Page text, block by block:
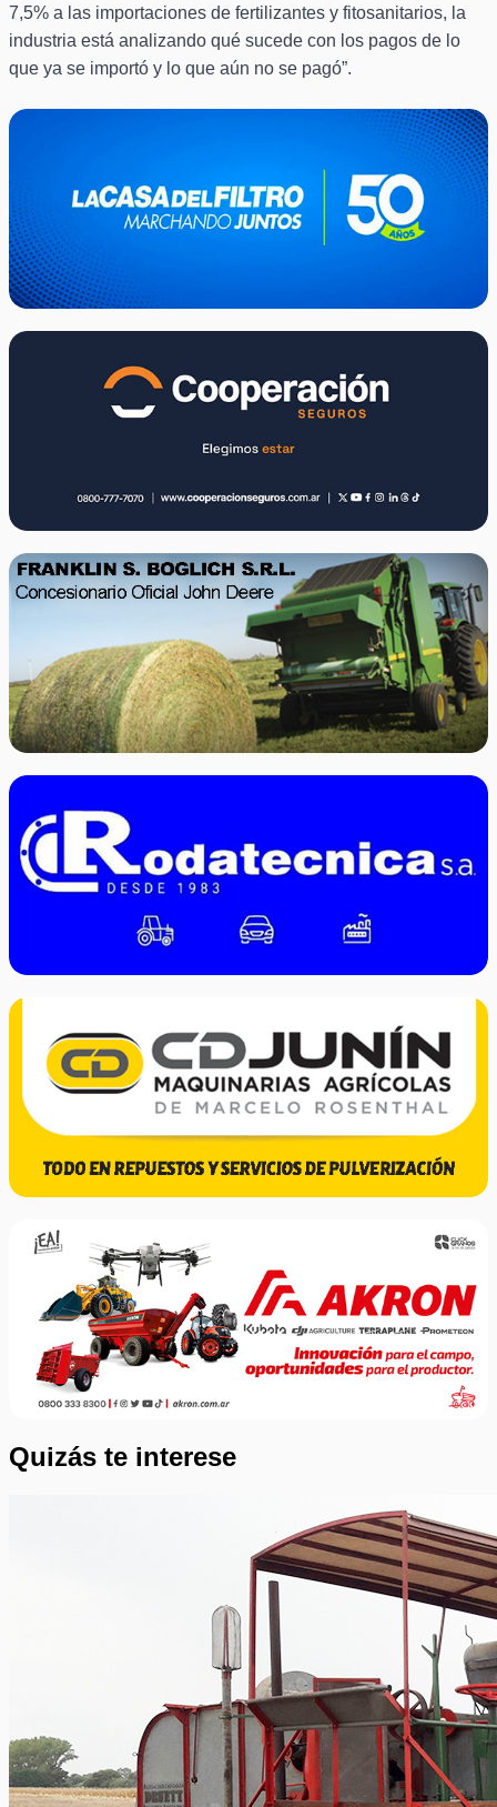
7,5% a las importaciones de fertilizantes y fitosanitarios, la
industria está analizando qué sucede con los pagos de lo
que ya se importó y lo que aún no se pagó”.
Quizás te interese